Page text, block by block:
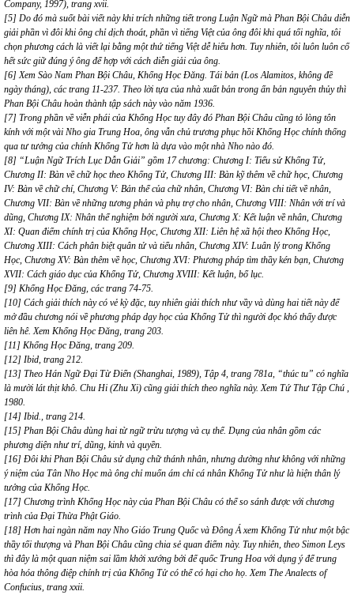
Company, 1997), trang xvii.
[5] Do đó mà suốt bài viết này khi trích những tiết trong Luận Ngữ mà Phan Bội Châu diễn
giải phần vì đôi khi ông chỉ dịch thoát, phần vì tiếng Việt của ông đôi khi quá tối nghĩa, tôi
chọn phương cách là viết lại bằng một thứ tiếng Việt dễ hiểu hơn. Tuy nhiên, tôi luôn luôn cố
hết sức giữ đúng ý ông để hợp với cách diễn giải của ông.
[6] Xem Sào Nam Phan Bội Châu, Khổng Học Đăng. Tái bản (Los Alamitos, không đề
ngày tháng), các trang 11-237. Theo lời tựa của nhà xuất bản trong ấn bản nguyên thủy thì
Phan Bội Châu hoàn thành tập sách này vào năm 1936.
[7] Trong phần về viễn phái của Khổng Học tuy đây đó Phan Bội Châu cũng tỏ lòng tôn
kính với một vài Nho gia Trung Hoa, ông vẫn chủ trương phục hồi Khổng Học chính thống
qua tư tưởng của chính Khổng Tử hơn là dựa vào một nhà Nho nào đó.
[8] “Luận Ngữ Trích Lục Dẫn Giải” gồm 17 chương: Chương I: Tiểu sử Khổng Tử,
Chương II: Bàn về chữ học theo Khổng Tử, Chương III: Bàn kỹ thêm về chữ học, Chương
IV: Bàn về chữ chí, Chương V: Bản thể của chữ nhân, Chương VI: Bàn chi tiết về nhân,
Chương VII: Bàn về những tương phản và phụ trợ cho nhân, Chương VIII: Nhân với trí và
dũng, Chương IX: Nhân thể nghiệm bởi người xưa, Chương X: Kết luận về nhân, Chương
XI: Quan điểm chính trị của Khổng Học, Chương XII: Liên hệ xã hội theo Khổng Học,
Chương XIII: Cách phân biệt quân tử và tiểu nhân, Chương XIV: Luân lý trong Khổng
Học, Chương XV: Bàn thêm về học, Chương XVI: Phương pháp tìm thầy kén bạn, Chương
XVII: Cách giáo dục của Khổng Tử, Chương XVIII: Kết luận, bổ lục.
[9] Khổng Học Đăng, các trang 74-75.
[10] Cách giải thích này có vẻ kỳ đặc, tuy nhiên giải thích như vầy và dùng hai tiết này để
mở đầu chương nói về phương pháp dạy học của Khổng Tử thì người đọc khó thấy được
liên hê. Xem Khổng Học Đăng, trang 203.
[11] Khổng Học Đăng, trang 209.
[12] Ibid, trang 212.
[13] Theo Hán Ngữ Đại Từ Điển (Shanghai, 1989), Tập 4, trang 781a, “thúc tu” có nghĩa
là mười lát thịt khô. Chu Hi (Zhu Xi) cũng giải thích theo nghĩa này. Xem Tứ Thư Tập Chú ,
1980.
[14] Ibid., trang 214.
[15] Phan Bội Châu dùng hai từ ngữ trừu tượng và cụ thể. Dụng của nhân gồm các
phương diện như trí, dũng, kinh và quyền.
[16] Đôi khi Phan Bội Châu sử dụng chữ thánh nhân, nhưng dường như không với những
ý niệm của Tân Nho Học mà ông chỉ muốn ám chỉ cá nhân Khổng Tử như là hiện thân lý
tưởng của Khổng Học.
[17] Chương trình Khổng Học này của Phan Bội Châu có thể so sánh được với chương
trình của Đại Thừa Phật Giáo.
[18] Hơn hai ngàn năm nay Nho Giáo Trung Quốc và Đông Á xem Khổng Tử như một bậc
thầy tối thượng và Phan Bội Châu cũng chia sẻ quan điểm này. Tuy nhiên, theo Simon Leys
thì đây là một quan niệm sai lầm khởi xướng bởi đế quốc Trung Hoa với dụng ý để trung
hòa hóa thông điệp chính trị của Khổng Tử có thể có hại cho họ. Xem The Analects of
Confucius, trang xxii.